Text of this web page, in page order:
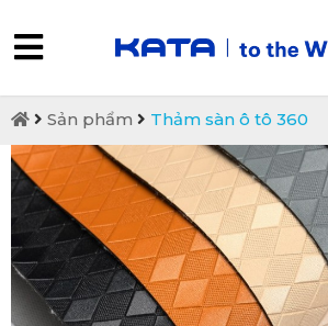
Sản phẩm Thảm sàn ô tô 360